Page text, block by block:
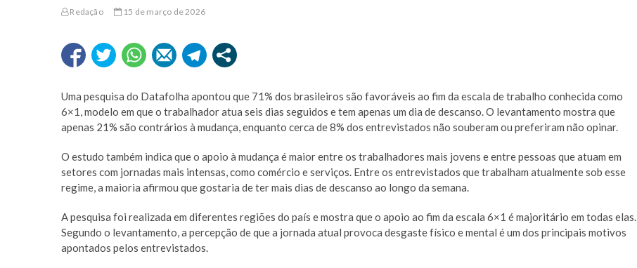
Redação 15 de março de 2026
Uma pesquisa do Datafolha apontou que 71% dos brasileiros são favoráveis ao fim da escala de trabalho conhecida como
6×1, modelo em que o trabalhador atua seis dias seguidos e tem apenas um dia de descanso. O levantamento mostra que
apenas 21% são contrários à mudança, enquanto cerca de 8% dos entrevistados não souberam ou preferiram não opinar.
O estudo também indica que o apoio à mudança é maior entre os trabalhadores mais jovens e entre pessoas que atuam em
setores com jornadas mais intensas, como comércio e serviços. Entre os entrevistados que trabalham atualmente sob esse
regime, a maioria afirmou que gostaria de ter mais dias de descanso ao longo da semana.
A pesquisa foi realizada em diferentes regiões do país e mostra que o apoio ao fim da escala 6×1 é majoritário em todas elas.
Segundo o levantamento, a percepção de que a jornada atual provoca desgaste físico e mental é um dos principais motivos
apontados pelos entrevistados.